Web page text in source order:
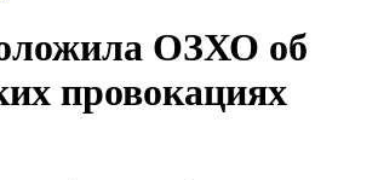
ОЗХО об
провокациях